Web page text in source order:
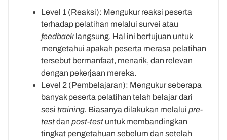
Level 1 (Reaksi): Mengukur reaksi peserta
terhadap pelatihan melalui survei atau
feedbacklangsung. Hal ini bertujuan untuk
mengetahui apakah peserta merasa pelatihan
tersebut bermanfaat, menarik, dan relevan
dengan pekerjaan mereka.
Level 2 (Pembelajaran): Mengukur seberapa
banyak peserta pelatihan telah belajar dari
sesi training. Biasanya dilakukan melalui pre-
testdan post-test untuk membandingkan
tingkat pengetahuan sebelum dan setelah